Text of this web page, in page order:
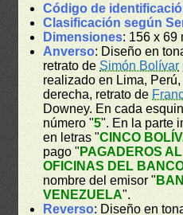
Código de
Clasificación según
Dimensiones: 156 x 69
Anverso: Diseño en
retrato deSimón Bolívar
realizado en Lima,
derecha, retrato de
Downey. En cada
número "5". En la parte
en letras "CINCO
pago " PAGADEROS
OFICINAS DEL
nombre del emisor "
VENEZUELA".
Reverso: Diseño en